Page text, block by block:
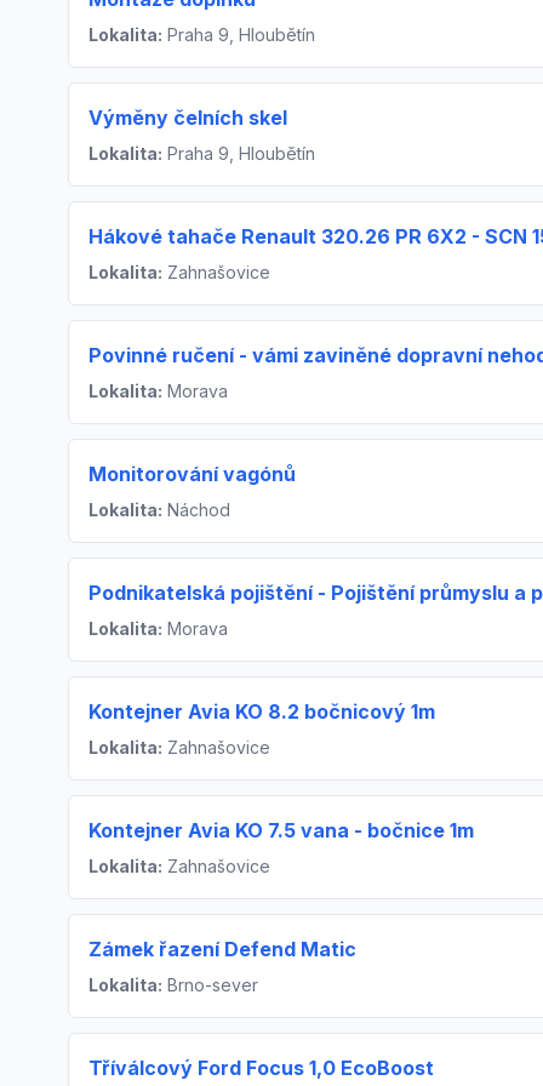
Lokalita: Praha 9, Hloubětín
Výměny čelních skel
Lokalita: Praha 9, Hloubětín
Hákové tahače Renault 320.26 PR 6X2 - SCN
Lokalita: Zahnašovice
Povinné ručení - vámi zaviněné dopravní
Lokalita: Morava
Monitorování vagónů
Lokalita: Náchod
Podnikatelská pojištění - Pojištění průmyslu a
Lokalita: Morava
Kontejner Avia KO 8.2 bočnicový 1m
Lokalita: Zahnašovice
Kontejner Avia KO 7.5 vana - bočnice 1m
Lokalita: Zahnašovice
Zámek řazení Defend Matic
Lokalita: Brno-sever
Tříválcový Ford Focus 1,0 EcoBoost